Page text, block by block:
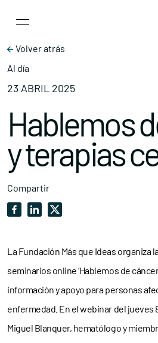
Main
Volver atrás
Al día
23 ABRIL 2025
Hablemos
y terapias
Compartir
La Fundación Más que Ideas organiza
seminarios online ‘Hablemos de
información y apoyo para personas
enfermedad. En el webinar del jueves
Miguel Blanquer, hematólogo y